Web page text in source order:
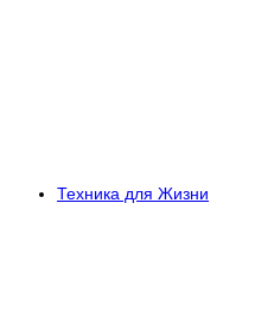
Техника для Жизни